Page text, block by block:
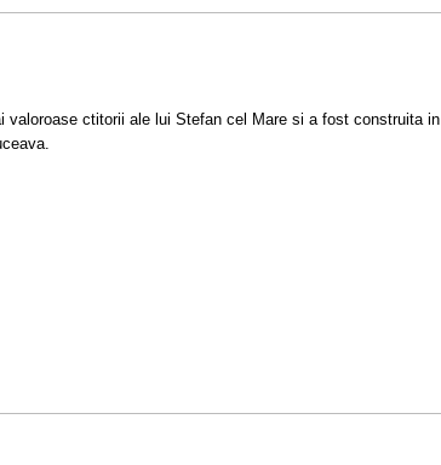
valoroase ctitorii ale lui Stefan cel Mare si a fost construita in